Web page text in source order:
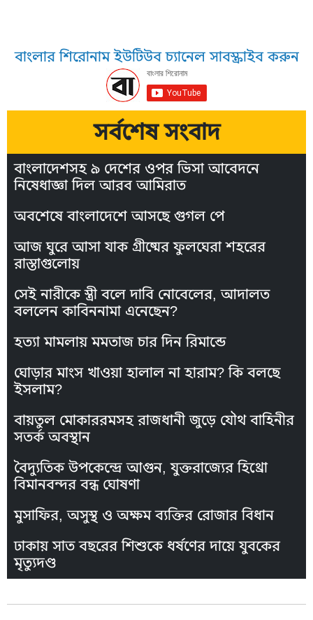
বাংলার শিরোনাম ইউটিউব চ্যানেল সাবস্ক্রাইব করুন
সর্বশেষ সংবাদ
বাংলাদেশসহ ৯ দেশের ওপর ভিসা আবেদনে
নিষেধাজ্ঞা দিল আরব আমিরাত
অবশেষে বাংলাদেশে আসছে গুগল পে
আজ ঘুরে আসা যাক গ্রীষ্মের ফুলঘেরা শহরের
রাস্তাগুলোয়
সেই নারীকে স্ত্রী বলে দাবি নোবেলের, আদালত
বললেন কাবিননামা এনেছেন?
হত্যা মামলায় মমতাজ চার দিন রিমান্ডে
ঘোড়ার মাংস খাওয়া হালাল না হারাম? কি বলছে
ইসলাম?
বায়তুল মোকাররমসহ রাজধানী জুড়ে যৌথ বাহিনীর
সতর্ক অবস্থান
বৈদ্যুতিক উপকেন্দ্রে আগুন, যুক্তরাজ্যের হিথ্রো
বিমানবন্দর বন্ধ ঘোষণা
মুসাফির, অসুস্থ ও অক্ষম ব্যক্তির রোজার বিধান
ঢাকায় সাত বছরের শিশুকে ধর্ষণের দায়ে যুবকের
মৃত্যুদণ্ড